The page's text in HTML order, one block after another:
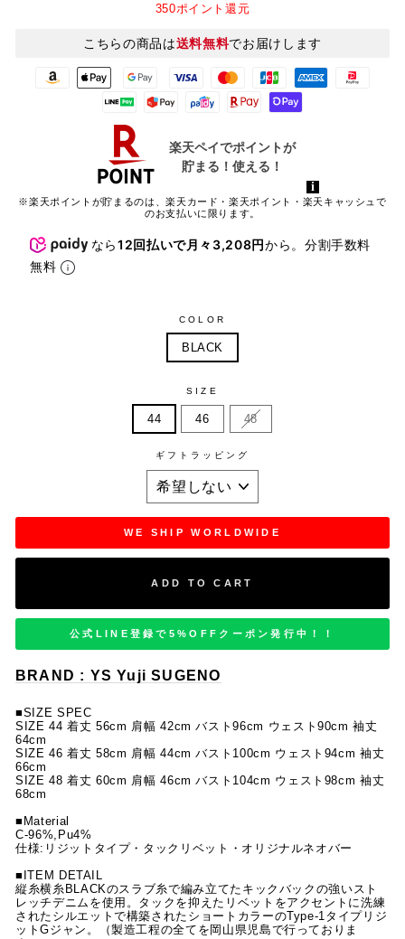
350ポイント還元
こちらの商品は送料無料でお届けします
※楽天ポイントが貯まるのは、楽天カード・楽天ポイント・楽天キャッシュで
のお支払いに限ります。
なら12回払いで月々3,208円から。分割手数料
無料
COLOR
BLACK
SIZE
44 46 48
ギフトラッピング
WE SHIP WORLDWIDE
ADD TO CART
公式LINE登録で5%OFFクーポン発行中！！
BRAND : YS Yuji SUGENO
■SIZE SPEC
SIZE 44 着丈 56cm 肩幅 42cm バスト96cm ウェスト90cm 袖丈
64cm
SIZE 46 着丈 58cm 肩幅 44cm バスト100cm ウェスト94cm 袖丈
66cm
SIZE 48 着丈 60cm 肩幅 46cm バスト104cm ウェスト98cm 袖丈
68cm
■Material
C-96%,Pu4%
仕様:リジットタイプ・タックリベット・オリジナルネオバー
■ITEM DETAIL
縦糸横糸BLACKのスラブ糸で編み立てたキックバックの強いスト
レッチデニムを使用。タックを抑えたリベットをアクセントに洗練
されたシルエットで構築されたショートカラーのType-1タイプリジ
ットGジャン。（製造工程の全てを岡山県児島で行っておりま